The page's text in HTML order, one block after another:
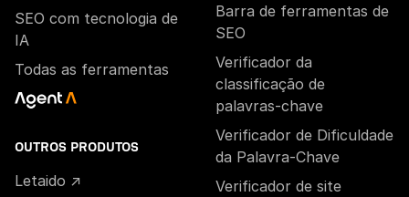
SEO com tecnologia de
IA
Todas as ferramentas
OUTROS PRODUTOS
Letaido ↗
Barra de ferramentas de
SEO
Verificador da
classificação de
palavras-chave
Verificador de Dificuldade
da Palavra-Chave
Verificador de site